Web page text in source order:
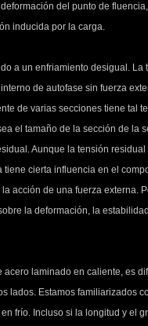
del punto de
inducida por la carga.
a un enfriamiento desigual. La
de autofase sin fuerza
de varias secciones tiene tal
el tamaño de la sección de la
Aunque la tensión residual
cierta influencia en el
acción de una fuerza externa.
la deformación, la
acero laminado en caliente, es
lados. Estamos familiarizados
frío. Incluso si la longitud y el